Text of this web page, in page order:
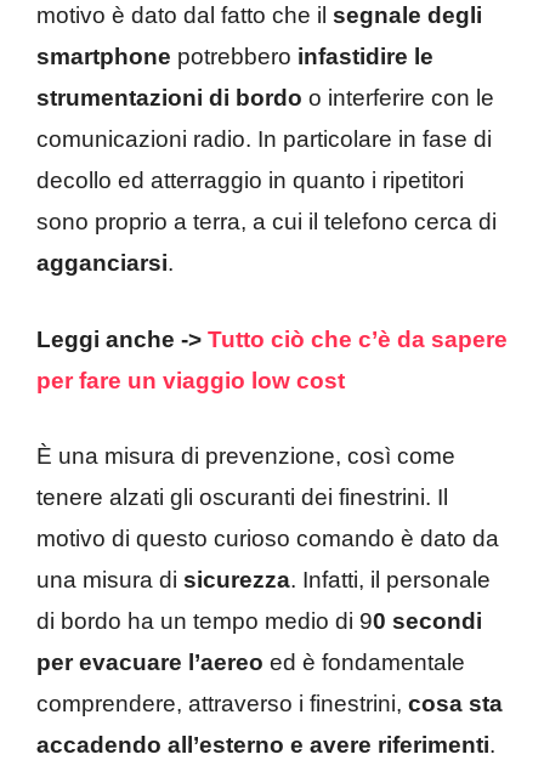
motivo è dato dal fatto che il segnale degli
smartphone potrebbero infastidire le
strumentazioni di bordo o interferire con le
comunicazioni radio. In particolare in fase di
decollo ed atterraggio in quanto i ripetitori
sono proprio a terra, a cui il telefono cerca di
agganciarsi.
Leggi anche -> Tutto ciò che c’è da sapere
per fare un viaggio low cost
È una misura di prevenzione, così come
tenere alzati gli oscuranti dei finestrini. Il
motivo di questo curioso comando è dato da
una misura di sicurezza. Infatti, il personale
di bordo ha un tempo medio di 90 secondi
per evacuare l’aereo ed è fondamentale
comprendere, attraverso i finestrini, cosa sta
accadendo all’esterno e avere riferimenti.